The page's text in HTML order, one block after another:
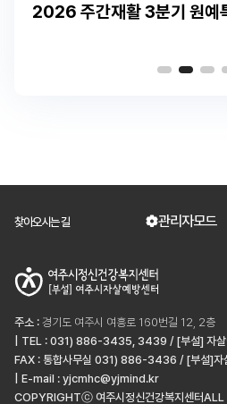
2026 주간재활 3분기 원예
찾아오시는 길 관리자모드
주소 : 경기도 여주시 여흥로 160번길 12, 2층
| TEL : 031) 886-3435, 3439 / [부설] 자
FAX : 통합사무실 031) 886-3436 / [부설]
| E-mail : yjcmhc@yjmind.kr
COPYRIGHTⓒ 여주시정신건강복지센터ALL